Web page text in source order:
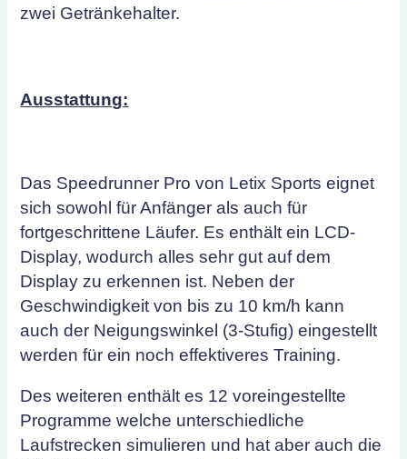
zwei Getränkehalter.
Ausstattung:
Das Speedrunner Pro von Letix Sports eignet
sich sowohl für Anfänger als auch für
fortgeschrittene Läufer. Es enthält ein LCD-
Display, wodurch alles sehr gut auf dem
Display zu erkennen ist. Neben der
Geschwindigkeit von bis zu 10 km/h kann
auch der Neigungswinkel (3-Stufig) eingestellt
werden für ein noch effektiveres Training.
Des weiteren enthält es 12 voreingestellte
Programme welche unterschiedliche
Laufstrecken simulieren und hat aber auch die